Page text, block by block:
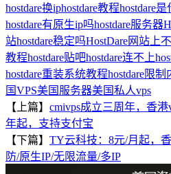
hostdare换iphostdare教程hostdare是
hostdare有原生ip吗hostdare服务器
站hostdare稳定吗HostDare网站上
教程hostdare贴吧hostdare连不上
hostdare重装系统教程hostdare限制
国VPS美国服务器美国私人vps
【上篇】 cmivps成立三周年，香
年起，支持支付宝
【下篇】 TY云科技：8元/月起，
防/原生IP/无限流量/多IP